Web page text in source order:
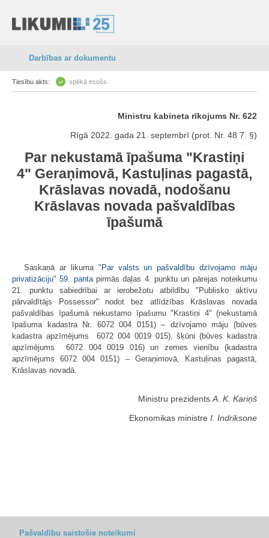
Darbības ar dokumentu
Tiesību akts: spēkā esošs
Ministru kabineta rīkojums Nr. 622
Rīgā 2022. gada 21. septembrī (prot. Nr. 48 7. §)
Par nekustamā īpašuma "Krastiņi
4" Geraņimovā, Kastuļinas pagastā,
Krāslavas novadā, nodošanu
Krāslavas novada pašvaldības
īpašumā
Saskaņā ar likuma " Par valsts un pašvaldību dzīvojamo māju
privatizāciju"59. pantapirmās daļas 4. punktu un pārejas noteikumu
21. punktu sabiedrībai ar ierobežotu atbildību "Publisko aktīvu
pārvaldītājs Possessor" nodot bez atlīdzības Krāslavas novada
pašvaldības īpašumā nekustamo īpašumu "Krastiņi 4" (nekustamā
īpašuma kadastra Nr. 6072 004 0151) – dzīvojamo māju (būves
kadastra apzīmējums 6072 004 0019 015), šķūni (būves kadastra
apzīmējums 6072 004 0019 016) un zemes vienību (kadastra
apzīmējums 6072 004 0151) – Geraņimovā, Kastuļinas pagastā,
Krāslavas novadā.
Ministru prezidents A. K. Kariņš
Ekonomikas ministre I. Indriksone
Pašvaldību saistošie noteikumi